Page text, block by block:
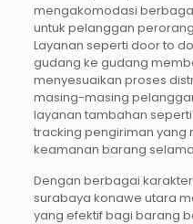
mengakomodasi
untuk pelanggan
Layanan seperti door to
gudang ke gudang
menyesuaikan proses
masing-masing
layanan tambahan
tracking pengiriman yang
keamanan barang
Dengan berbagai
surabaya konawe utara
yang efektif bagi barang